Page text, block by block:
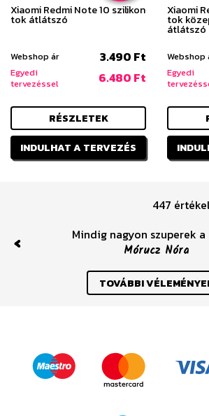
Xiaomi Redmi Note 10 szilikon
tok átlátszó
Webshop ár 3.490 Ft
Egyedi
tervezéssel
6.480 Ft
RÉSZLETEK
INDULHAT A TERVEZÉS
Xiaomi
tok
átlátszó
Webshop
Egyedi
447
Mindig nagyon szuperek
Mórucz Nóra
TOVÁBBI